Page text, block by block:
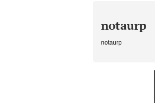
notaurp
notaurp